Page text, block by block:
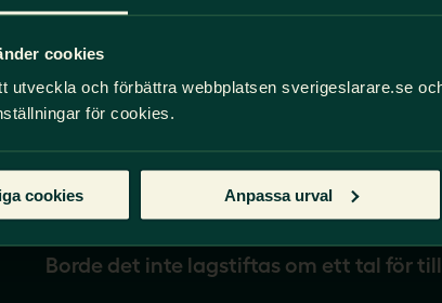
cookies
utveckla och förbättra webbplatsen sverigeslarare.se
för cookies.
cookies Anpassa urval
Kan man returnera och avsäga sig
tillbaka uppåt i delegationsordningen?
Hur ska man dokumentera när tillsyn
rapporterar man till?
Borde det inte lagstiftas om ett tal för